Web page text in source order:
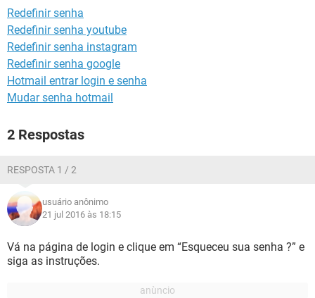
Redefinir senha
Redefinir senha youtube
Redefinir senha instagram
Redefinir senha google
Hotmail entrar login e senha
Mudar senha hotmail
2 Respostas
RESPOSTA 1 / 2
usuário anônimo
21 jul 2016 às 18:15
Vá na página de login e clique em “Esqueceu sua senha ?” e
siga as instruções.